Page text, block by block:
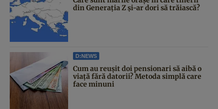
din Generația Z și-ar dori să trăiască?
D:NEWS
Cum au reușit doi pensionari să aibă o
viață fără datorii? Metoda simplă care
face minuni